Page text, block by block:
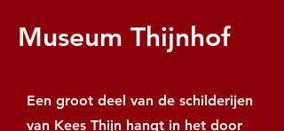
Museum Thijnhof
Een groot deel van de schilderijen
van Kees Thijn hangt in het door